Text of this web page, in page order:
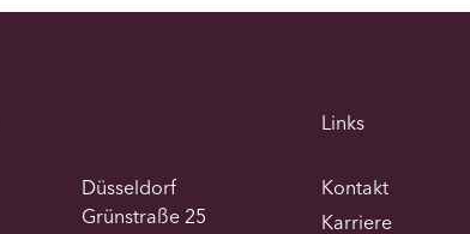
Düsseldorf
Grünstraße 25
Links
Kontakt
Karriere